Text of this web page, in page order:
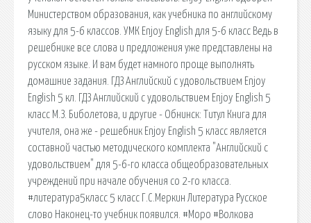
Министерством образования, как учебника по английскому
языку для 5-6 классов. УМК Enjoy English для 5-6 класс Ведь в
решебнике все слова и предложения уже представлены на
русском языке. И вам будет намного проще выполнять
домашние задания. ГДЗ Английский с удовольствием Enjoy
English 5 кл. ГДЗ Английский с удовольствием Enjoy English 5
класс М.З. Биболетова, и другие - Обнинск: Титул Книга для
учителя, она же - решебник Enjoy English 5 класс является
составной частью методического комплекта "Английский с
удовольствием" для 5-6-го класса общеобразовательных
учреждений при начале обучения со 2-го класса.
#литература5класс 5 класс Г.С.Меркин Литература Русское
слово Наконец-то учебник появился. #Моро #Волкова